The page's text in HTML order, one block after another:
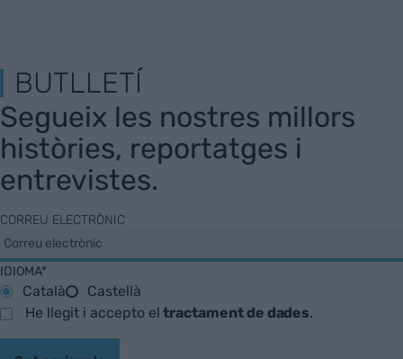
BUTLLETÍ
Segueix les nostres millors
històries, reportatges i
entrevistes.
CORREU ELECTRÒNIC
IDIOMA*
Català
Castellà
He llegit i accepto eltractament de dades.